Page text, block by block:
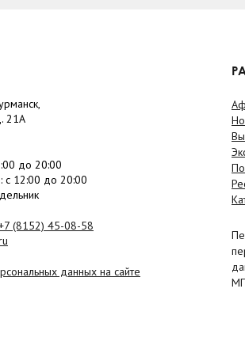
21А
до 20:00
: c 12:00 до 20:00
(8152) 45-08-58
данных на сайте